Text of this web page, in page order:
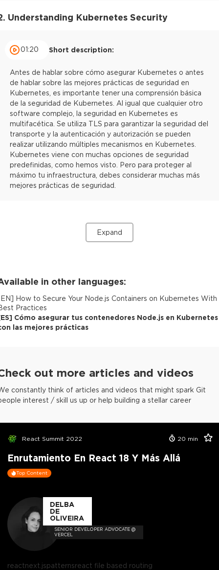
Understanding Kubernetes Security
01:20 Short description:
Antes de hablar sobre cómo asegurar Kubernetes o antes
de hablar sobre las mejores prácticas de seguridad en
Kubernetes, es importante tener una comprensión básica
de la seguridad de Kubernetes. Al igual que cualquier otro
software complejo, la seguridad en Kubernetes es
multifacética. Se utiliza TLS para garantizar la seguridad del
transporte y la autenticación y autorización se pueden
realizar utilizando múltiples mecanismos en Kubernetes.
Kubernetes viene con muchas opciones de seguridad
predefinidas, como hemos visto. Pero para proteger al
máximo tu infraestructura, debes considerar muchas más
mejores prácticas de seguridad.
Expand
in other languages:
EN] How to Secure Your Node.js Containers on Kubernetes With
Practices
ES] Cómo asegurar tus contenedores Node.js en Kubernetes
las mejores prácticas
out more articles and videos
constantly think of articles and videos that might spark Git
interest / skill us up or help building a stellar career
React Summit 2022 20 min
Enrutamiento En React 18 Y Más Allá
Top Content
DELBA
DE
OLIVEIRA
SENIOR DEVELOPER ADVOCATE @
VERCEL
reactnext.jspatternsreact file based routing